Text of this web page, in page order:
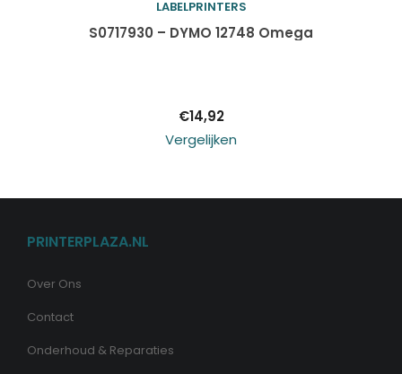
Toevoegen aan
LABELPRINTERS
S0717930 – DYMO 12748 Omega
€14,92
Vergelijken
PRINTERPLAZA.NL
Over Ons
Contact
Onderhoud & Reparaties